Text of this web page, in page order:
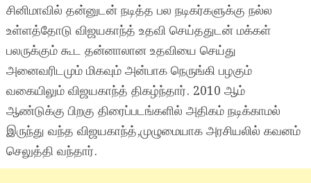
சினிமாவில் தன்னுடன் நடித்த பல நடிகர்களுக்கு நல்ல
உள்ளத்தோடு விஜயகாந்த் உதவி செய்ததுடன் மக்கள்
பலருக்கும் கூட தன்னாலான உதவியை செய்து
அனைவரிடமும் மிகவும் அன்பாக நெருங்கி பழகும்
வகையிலும் விஜயகாந்த் திகழ்ந்தார். 2010 ஆம்
ஆண்டுக்கு பிறகு திரைப்படங்களில் அதிகம் நடிக்காமல்
இருந்து வந்த விஜயகாந்த்,முழுமையாக அரசியலில் கவனம்
செலுத்தி வந்தார்.